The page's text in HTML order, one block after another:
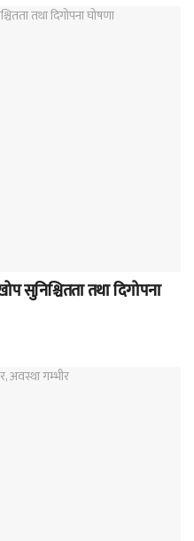
सुनिश्चितता तथा दिगोपना